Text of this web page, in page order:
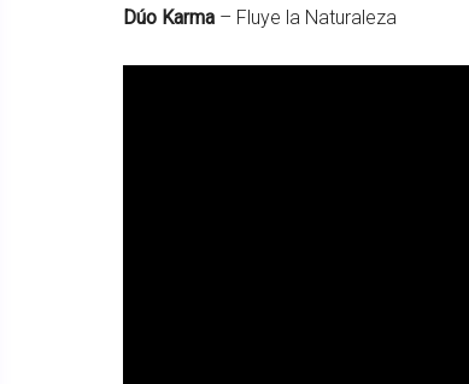
Dúo Karma – Fluye la Naturaleza